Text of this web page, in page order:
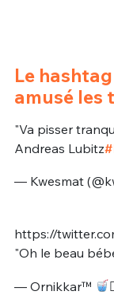
Le
amusé les
"Va pisser
Andreas Lubitz
— Kwesmat
https://
"Oh le beau
— Ornikkar™